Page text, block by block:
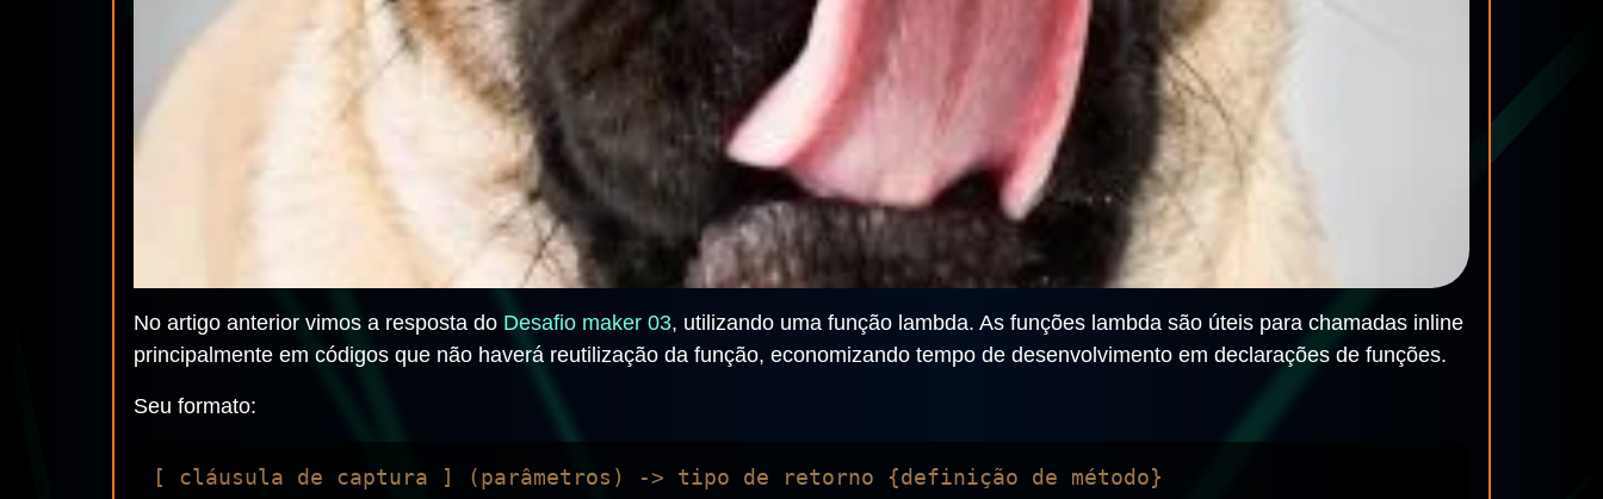
No artigo anterior vimos a resposta do Desafio maker 03, utilizando uma função lambda. As funções lambda são úteis para chamadas inline
principalmente em códigos que não haverá reutilização da função, economizando tempo de desenvolvimento em declarações de funções.
Seu formato: